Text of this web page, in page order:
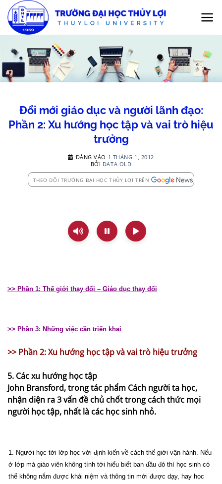
qua
nội
Đổi mới giáo dục và người lãnh đạo:
Phần 2: Xu hướng học tập và vai trò hiệu
trưởng
ĐĂNG VÀO 1 THÁNG 1, 2012
BỞI DATA OLD
THEO DÕI TRƯỜNG ĐẠI HỌC THỦY LỢI TRÊN
>> Phần 1: Thế giới thay đổi – Giáo dục thay đổi
>> Phần 3: Những việc cần triển khai
>> Phần 2: Xu hướng học tập và vai trò hiệu trưởng
5. Các xu hướng học tập
John Bransford, trong tác phẩm Cách người ta học,
nhận diện ra 3 vấn đề chủ chốt trong cách thức mọi
người học tập, nhất là các học sinh nhỏ.
1. Người học tới lớp học với định kiến về cách thế giới vận hành. Nếu
ở lớp mà giáo viên không tính tới hiểu biết ban đầu đó thì học sinh có
thể không nắm được khái niệm và thông tin mới được dạy, hay học